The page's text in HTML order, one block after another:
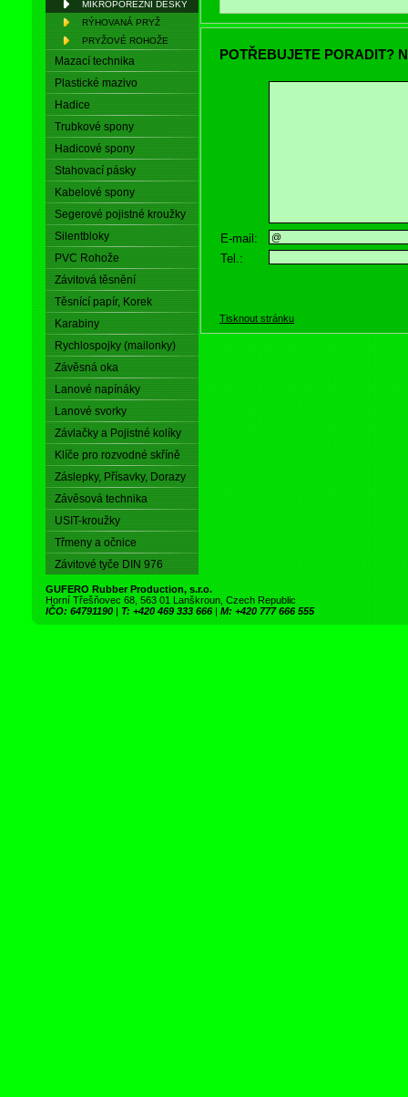
MIKROPORÉZNÍ DESKY
RÝHOVANÁ PRYŽ
PRYŽOVÉ ROHOŽE
Mazací technika
Plastické mazivo
Hadice
Trubkové spony
Hadicové spony
Stahovací pásky
Kabelové spony
Segerové pojistné kroužky
Silentbloky
PVC Rohože
Závitová těsnění
Těsnící papír, Korek
Karabiny
Rychlospojky (mailonky)
Závěsná oka
Lanové napínáky
Lanové svorky
Závlačky a Pojistné kolíky
Klíče pro rozvodné skříně
Záslepky, Přísavky, Dorazy
Závěsová technika
USIT-kroužky
Třmeny a očnice
Závitové tyče DIN 976
POTŘEBUJETE PORADIT?
E-mail:
Tel.:
Tisknout stránku
GUFERO Rubber Production, s.r.o.
Horní Třešňovec 68, 563 01 Lanškroun, Czech Republic
IČO: 64791190 | T: +420 469 333 666 | M: +420 777 666 555